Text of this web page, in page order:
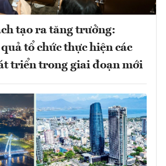
tạo ra tăng trưởng:
tổ chức thực hiện các
triển trong giai đoạn mới